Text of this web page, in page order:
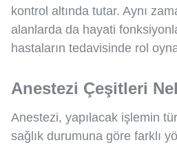
kontrol altında tutar. Aynı
alanlarda da hayati
hastaların tedavisinde rol
Anestezi Çeşitleri
Anestezi, yapılacak işlemin
sağlık durumuna göre farklı